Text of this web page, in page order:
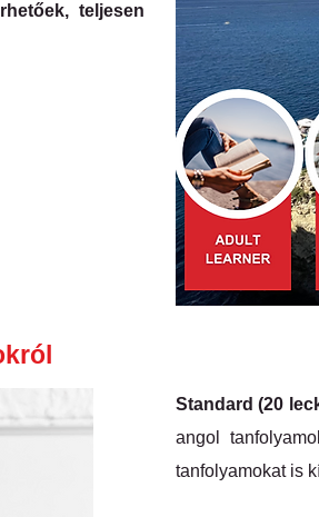
teljesen
Standard (20
angol
tanfolyamokat is